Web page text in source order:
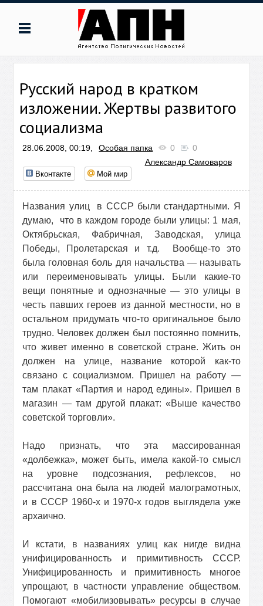
Русский народ в кратком
изложении. Жертвы развитого
социализма
28.06.2008, 00:19, Особая папка 0
0
Александр Самоваров
Вконтакте Мой мир
Названия улиц
в СССР были стандартными. Я
думаю,
что в каждом городе были улицы: 1 мая,
Октябрьская, Фабричная, Заводская, улица
Победы, Пролетарская и т.д.
Вообще-то это
была головная боль для начальства — называть
или переименовывать улицы. Были какие-то
вещи понятные и однозначные — это улицы в
честь павших героев из данной местности, но в
остальном придумать что-то оригинальное было
трудно. Человек должен был постоянно помнить,
что живет именно в советской стране. Жить он
должен на улице, название которой как-то
связано с социализмом. Пришел на работу —
там плакат «Партия и народ едины». Пришел в
магазин — там другой плакат: «Выше качество
советской торговли».
Надо признать, что эта массированная
«долбежка», может быть, имела какой-то смысл
на уровне подсознания, рефлексов, но
рассчитана она была на людей малограмотных,
и в СССР 1960-х и 1970-х годов выглядела уже
архаично.
И кстати, в названиях улиц как нигде видна
унифицированность и примитивность СССР.
Унифицированность и примитивность многое
упрощают, в частности управление обществом.
Помогают «мобилизовывать» ресурсы в случае